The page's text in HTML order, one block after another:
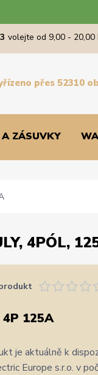
volejte od 9,00 - 20,00
přes 52310
ZÁSUVKY
4PÓL,
4P 125A
je aktuálně k
Europe s.r.o. v